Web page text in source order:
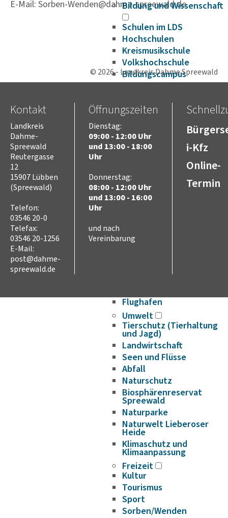
Bildung und Wissenschaft
Schulen im LDS
Hochschulen
Kreismusikschule
Volkshochschule
Bildungscampus
Fahrbibliothek
Förderungen
Infektionsschutz
Hygieneüberwachung
Schuluntersuchung
Zahnärztlicher Dienst
Krankenhäuser
Psychosoziale
Verkehr und Mobilität
Radverkehr
Flughafen
Umwelt
Tierschutz (Tierhaltung
und Jagd)
Landwirtschaft
Seen und Flüsse
Abfall
Naturschutz
Biosphärenreservat
Spreewald
Naturparke
Naturwelt Lieberoser
Heide
Klimaschutz und
Klimaanpassung
Freizeit
Kultur
Tourismus
Sport
Sorben/Wenden
E-Mail: Sorben-Wenden@dahme-spreewald.de
© 2026 - Landkreis Dahme Spreewald
Kontakt
Landkreis
Dahme-
Spreewald
Reutergasse
12
15907 Lübben
(Spreewald)
Telefon:
03546 20-0
Telefax:
03546 20-1256
E-Mail:
post@dahme-
spreewald.de
Öffnungszeiten
Dienstag:
09:00 - 12:00 Uhr
und 13:00 - 18:00
Uhr
Donnerstag:
08:00 - 12:00 Uhr
und 13:00 - 16:00
Uhr
und nach
Vereinbarung
i-Kfz
Online-
Termin